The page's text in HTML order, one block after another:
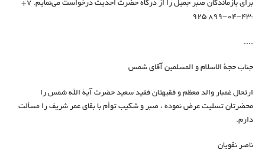
برای بازماندگان صبر جمیل را از درگاه حضرت احدیت درخواست می‌نمایم. ‏‪+7
925 899-04-43‏:
....
جناب حجة الاسلام و المسلمين آقاي شمس
ارتحال غمبار والد معظم و فقيهتان فقيد سعيد حضرت آية الله شمس را
محضرتان تسليت عرض نموده ، صبر و شكيب توأم با بقاي عمر شريف را مسألت
دارم.
ناصر نقویان